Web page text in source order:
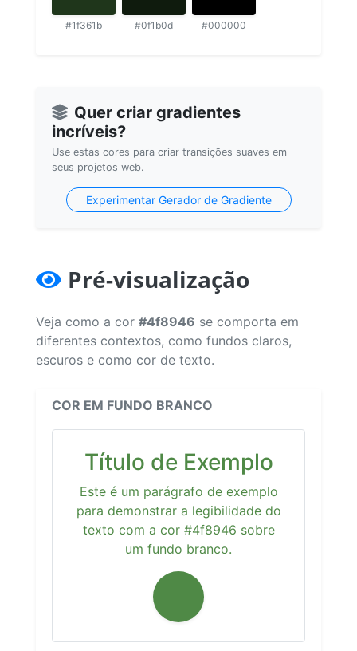
#1f361b #0f1b0d #000000
Quer criar gradientes
incríveis?
Use estas cores para criar transições suaves em
seus projetos web.
Experimentar Gerador de Gradiente
Pré-visualização
Veja como a cor #4f8946 se comporta em
diferentes contextos, como fundos claros,
escuros e como cor de texto.
COR EM FUNDO BRANCO
Título de Exemplo
Este é um parágrafo de exemplo
para demonstrar a legibilidade do
texto com a cor #4f8946 sobre
um fundo branco.